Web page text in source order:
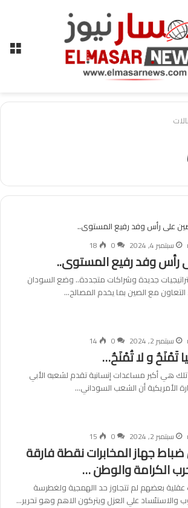
سبتمبر 4, 2024 0
18
رأس وفد رفيع المستوى..
جديدة وشراكات متجددة.. وضع السودان
التعاون مع الصين بما يخدم المصالح…
سبتمبر 2, 2024 0
14
تَمْنَحُ و لا تُمْنَحُ…
هي أكبر مساعدات إنسانية تقدم لشعبه الأبي
الأمريكية أن الشعب السوداني…
سبتمبر 2, 2024 0
15
جهاز المخابرات نقطة فارقة
الكرامة والوطن …
بعضهم لم تتجاوز حد االهمجية ولغطرسة
والاستئساد علي العزل ويتركون الاهم وهو تحرير…